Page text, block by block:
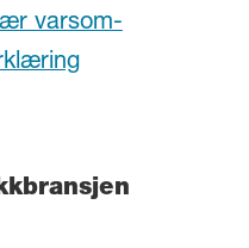
varsom-